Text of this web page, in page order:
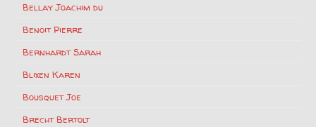
Bellay Joachim du
Benoit Pierre
Bernhardt Sarah
Blixen Karen
Bousquet Joe
Brecht Bertolt